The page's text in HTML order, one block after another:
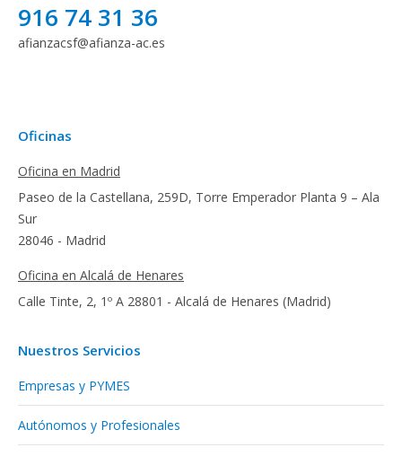
916 74 31 36
afianzacsf@afianza-ac.es
Oficinas
Oficina en Madrid
Paseo de la Castellana, 259D, Torre Emperador Planta 9 – Ala
Sur
28046 - Madrid
Oficina en Alcalá de Henares
Calle Tinte, 2, 1º A 28801 - Alcalá de Henares (Madrid)
Nuestros Servicios
Empresas y PYMES
Autónomos y Profesionales